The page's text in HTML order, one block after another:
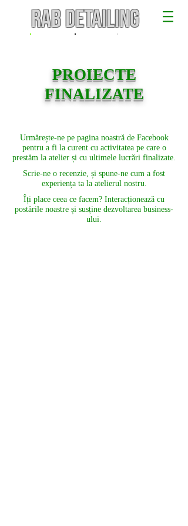
RAB DETAILING
PROIECTE
FINALIZATE
Urmărește-ne pe pagina noastră de Facebook
pentru a fi la curent cu activitatea pe care o
prestăm la atelier și cu ultimele lucrări finalizate.
Scrie-ne o recenzie, și spune-ne cum a fost
experiența ta la atelierul nostru.
Îți place ceea ce facem? Interacționează cu
postările noastre și susține dezvoltarea business-
ului.